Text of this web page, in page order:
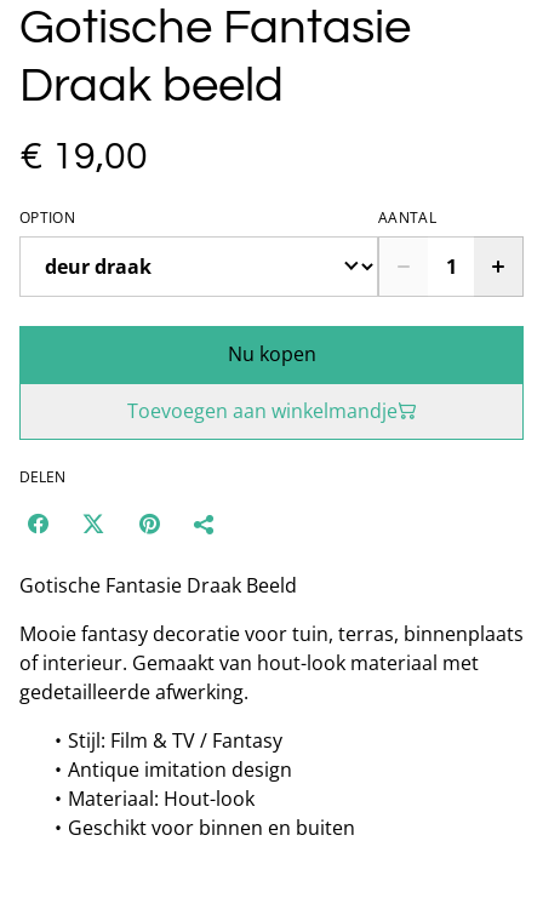
Gotische Fantasie
Draak beeld
€ 19,00
OPTION AANTAL
Nu kopen
Toevoegen aan winkelmandje
DELEN
Gotische Fantasie Draak Beeld
Mooie fantasy decoratie voor tuin, terras, binnenplaats
of interieur. Gemaakt van hout-look materiaal met
gedetailleerde afwerking.
Stijl: Film & TV / Fantasy
Antique imitation design
Materiaal: Hout-look
Geschikt voor binnen en buiten